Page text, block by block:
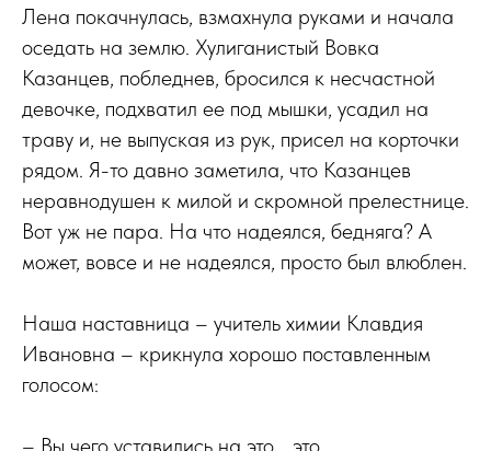
Лена покачнулась, взмахнула руками и начала
оседать на землю. Хулиганистый Вовка
Казанцев, побледнев, бросился к несчастной
девочке, подхватил ее под мышки, усадил на
траву и, не выпуская из рук, присел на корточки
рядом. Я-то давно заметила, что Казанцев
неравнодушен к милой и скромной прелестнице.
Вот уж не пара. На что надеялся, бедняга? А
может, вовсе и не надеялся, просто был влюблен.
Наша наставница – учитель химии Клавдия
Ивановна – крикнула хорошо поставленным
голосом:
– Вы чего уставились на это... это…